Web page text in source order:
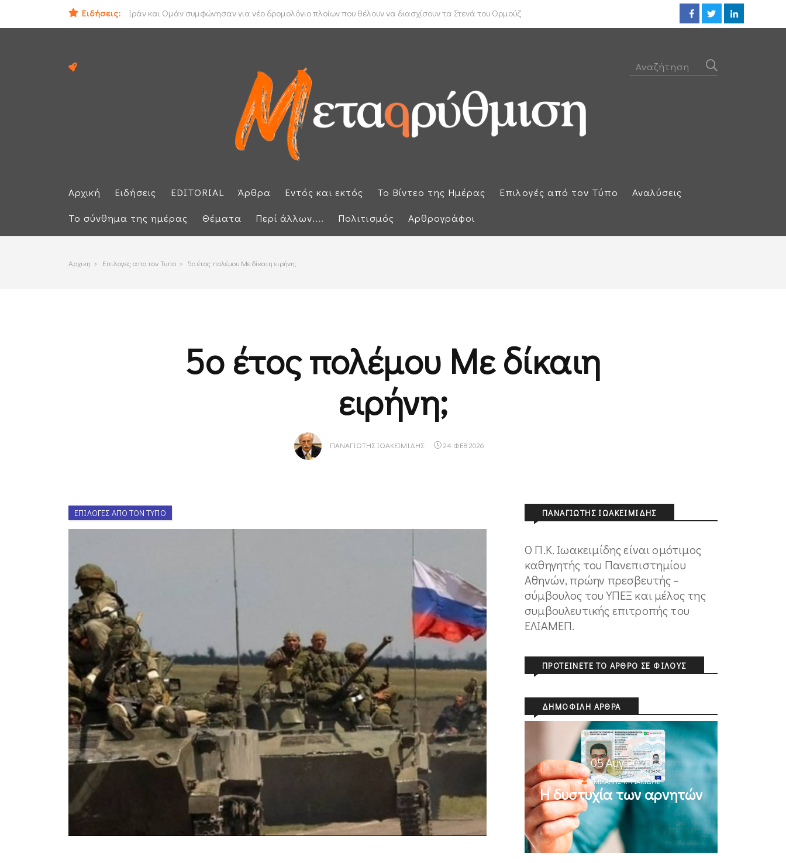
Ειδήσεις:
Ιράν και Ομάν συμφώνησαν για νέο δρομολόγιο πλοίων που θέλουν να διασχίσουν τα Στενά του Ορμούζ
Ηλεκτρική διασύνδεση Ελλάδας - Κύπρου: «Έπεσαν» οι υπογραφές με τον γαλλικό κολοσσό Meridiam ΕΕ: Αλληλεγγύη στην
Αρχική Ειδήσεις EDITORIAL Άρθρα Εντός και εκτός Το Βίντεο της Ημέρας Επιλογές από τον Τύπο
Αναλύσεις
Το σύνθημα της ημέρας
Θέματα Περί άλλων.... Πολιτισμός Αρθρογράφοι
Αρχικη > Επιλογες απο τον Τυπο > 5ο έτος πολέμου Με δίκαιη ειρήνη;
5ο έτος πολέμου Με δίκαιη
ειρήνη;
ΠΑΝΑΓΙΏΤΗΣ ΙΩΑΚΕΙΜΊΔΗΣ 24 ΦΕΒ 2026
ΕΠΙΛΟΓΈΣ ΑΠΌ ΤΟΝ ΤΎΠΟ ΠΑΝΑΓΙΏΤΗΣ ΙΩΑΚΕΙΜΊΔΗΣ
Ο Π.Κ. Ιωακειμίδης είναι ομότιμος
καθηγητής του Πανεπιστημίου
Αθηνών, πρώην πρεσβευτής –
σύμβουλος του ΥΠΕΞ και μέλος της
συμβουλευτικής επιτροπής του
ΕΛΙΑΜΕΠ.
ΠΡΟΤΕΊΝΕΤΕ ΤΟ ΆΡΘΡΟ ΣΕ ΦΊΛΟΥΣ
ΔΗΜΟΦΙΛΉ ΆΡΘΡΑ
05 Αυγ 2026
ΜΙΧΆΛΗΣ ΚΥΡΙΑΚΊΔΗΣ
Η δυστυχία των αρνητών